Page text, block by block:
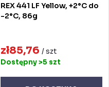
REX 441 LF Yellow, +2°C do
-2°C, 86g
zł85,76 / szt
Dostępny>5 szt